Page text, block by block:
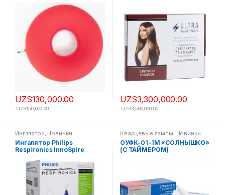
UZS130,000.00
UZS150,000.00
UZS3,300,000.00
UZS3,500,000.00
Ингалятор, Новинки
Ингалятор Philips
Respironics InnoSpire
Кварцевые лампы, Новинки
ОУФК-01-1М «СОЛНЫШКО»
(С ТАЙМЕРОМ)